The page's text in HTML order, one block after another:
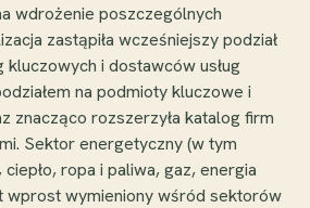
wdrożenie poszczególnych
zastąpiła wcześniejszy podział
kluczowych i dostawców usług
na podmioty kluczowe i
znacząco rozszerzyła katalog firm
Sektor energetyczny (w tym
ropa i paliwa, gaz, energia
wprost wymieniony wśród sektorów